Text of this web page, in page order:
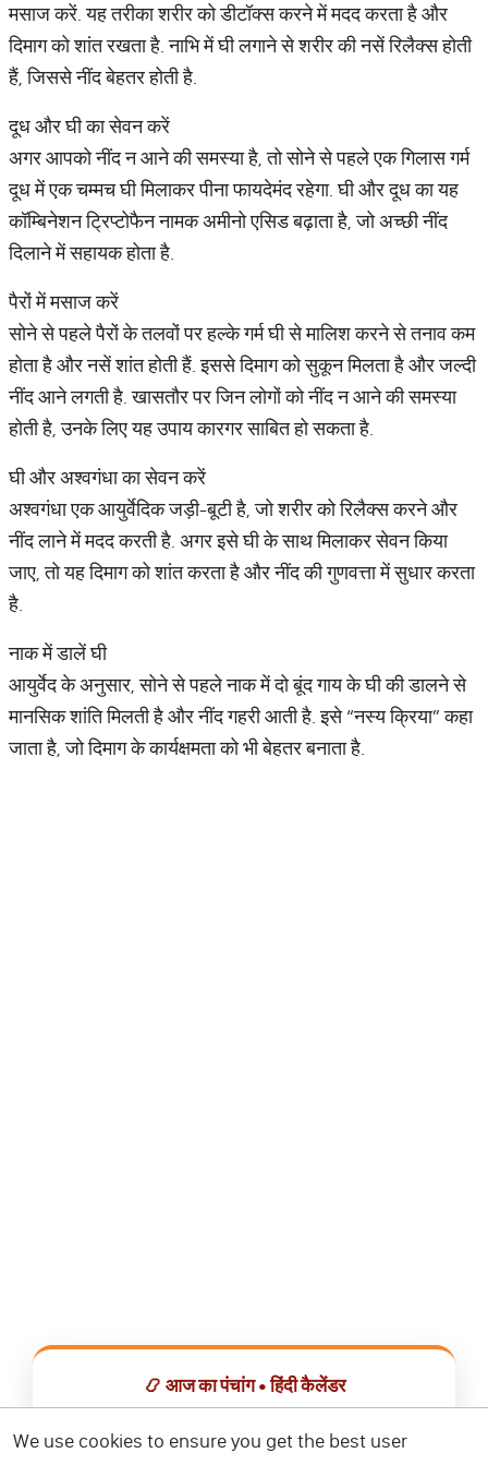
मसाज करें. यह तरीका शरीर को डीटॉक्स करने में मदद करता है और
दिमाग को शांत रखता है. नाभि में घी लगाने से शरीर की नसें रिलैक्स होती
हैं, जिससे नींद बेहतर होती है.
दूध और घी का सेवन करें
अगर आपको नींद न आने की समस्या है, तो सोने से पहले एक गिलास गर्म
दूध में एक चम्मच घी मिलाकर पीना फायदेमंद रहेगा. घी और दूध का यह
कॉम्बिनेशन ट्रिप्टोफैन नामक अमीनो एसिड बढ़ाता है, जो अच्छी नींद
दिलाने में सहायक होता है.
पैरों में मसाज करें
सोने से पहले पैरों के तलवों पर हल्के गर्म घी से मालिश करने से तनाव कम
होता है और नसें शांत होती हैं. इससे दिमाग को सुकून मिलता है और जल्दी
नींद आने लगती है. खासतौर पर जिन लोगों को नींद न आने की समस्या
होती है, उनके लिए यह उपाय कारगर साबित हो सकता है.
घी और अश्वगंधा का सेवन करें
अश्वगंधा एक आयुर्वेदिक जड़ी-बूटी है, जो शरीर को रिलैक्स करने और
नींद लाने में मदद करती है. अगर इसे घी के साथ मिलाकर सेवन किया
जाए, तो यह दिमाग को शांत करता है और नींद की गुणवत्ता में सुधार करता
है.
नाक में डालें घी
आयुर्वेद के अनुसार, सोने से पहले नाक में दो बूंद गाय के घी की डालने से
मानसिक शांति मिलती है और नींद गहरी आती है. इसे “नस्य क्रिया” कहा
जाता है, जो दिमाग के कार्यक्षमता को भी बेहतर बनाता है.
📿 आज का पंचांग • हिंदी कैलेंडर
We use cookies to ensure you get the best user